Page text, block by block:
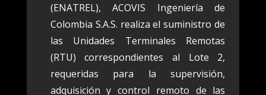
(ENATREL), ACOVIS Ingeniería de
Colombia S.A.S. realiza el suministro de
las Unidades Terminales Remotas
(RTU) correspondientes al Lote 2,
requeridas para la supervisión,
adquisición y control remoto de las